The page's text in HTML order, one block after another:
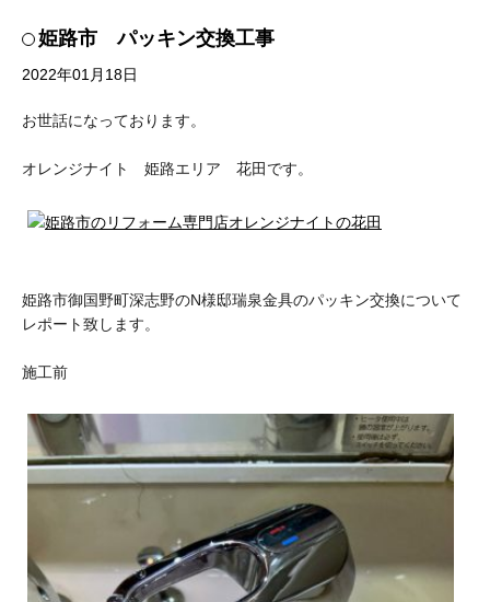
姫路市 パッキン交換工事
2022年01月18日
お世話になっております。
オレンジナイト 姫路エリア 花田です。
姫路市御国野町深志野のN様邸瑞泉金具のパッキン交換について
レポート致します。
施工前